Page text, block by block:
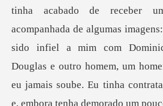
as
sido infiel a mim com
Douglas e outro homem, um